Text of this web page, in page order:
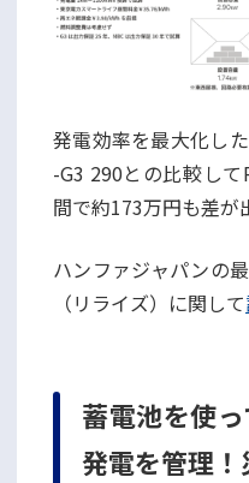
発電効率を最大化し
-G3 290との比較して
間で約173万円も差が
ハンファジャパンの
（リライズ）に関して
蓄電池を使
発電を管理！